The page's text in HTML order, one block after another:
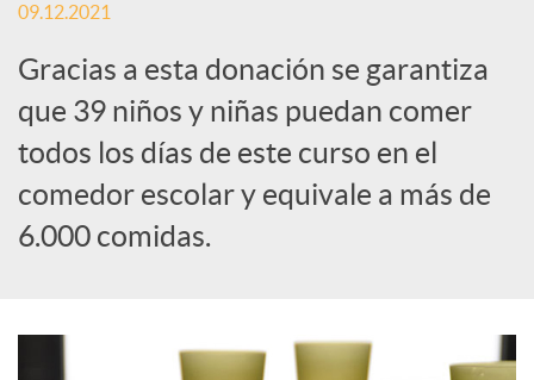
d
o
d
09.12.2021
Gracias a esta donación se garantiza
que 39 niños y niñas puedan comer
todos los días de este curso en el
comedor escolar y equivale a más de
6.000 comidas.